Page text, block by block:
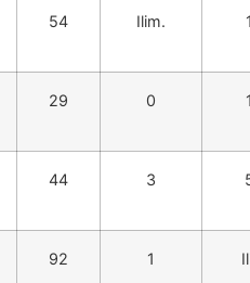
54 Ilim.
29 0
44 3
92 1